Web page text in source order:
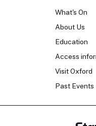
What's On
About Us
Education
Access
Visit Oxford
Past Events